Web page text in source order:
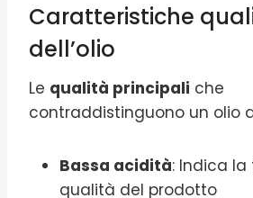
Caratteristiche
dell’olio
Le qualità principali che
contraddistinguono un olio
Bassa acidità: Indica la
qualità del prodotto